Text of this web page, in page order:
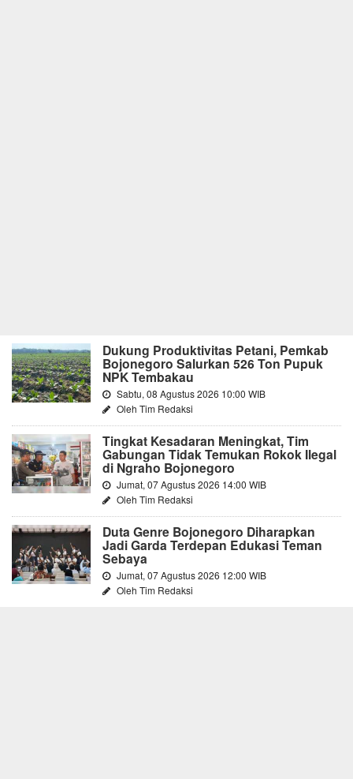
Dukung Produktivitas Petani, Pemkab
Bojonegoro Salurkan 526 Ton Pupuk
NPK Tembakau
Sabtu, 08 Agustus 2026 10:00 WIB
Oleh Tim Redaksi
Tingkat Kesadaran Meningkat, Tim
Gabungan Tidak Temukan Rokok Ilegal
di Ngraho Bojonegoro
Jumat, 07 Agustus 2026 14:00 WIB
Oleh Tim Redaksi
Duta Genre Bojonegoro Diharapkan
Jadi Garda Terdepan Edukasi Teman
Sebaya
Jumat, 07 Agustus 2026 12:00 WIB
Oleh Tim Redaksi